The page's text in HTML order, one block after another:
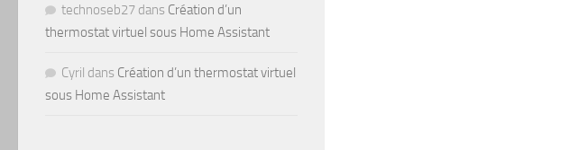
technoseb27 dans Création d’un
thermostat virtuel sous Home Assistant
Cyril dans Création d’un thermostat virtuel
sous Home Assistant